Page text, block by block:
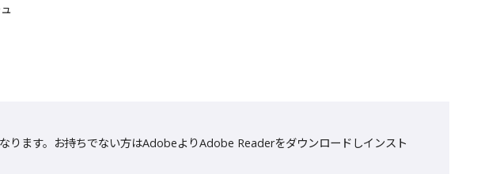
ります。お持ちでない方はAdobeよりAdobe Readerをダウンロードしインスト